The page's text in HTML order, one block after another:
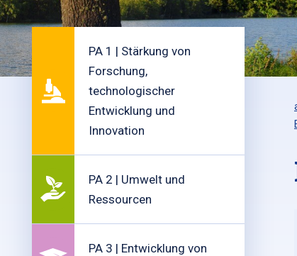
PA 1 | Stärkung von
Forschung,
technologischer
Entwicklung und
Innovation
PA 2 | Umwelt und
Ressourcen
PA 3 | Entwicklung von